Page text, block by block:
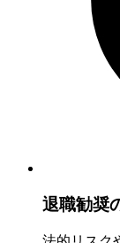
退職勧奨